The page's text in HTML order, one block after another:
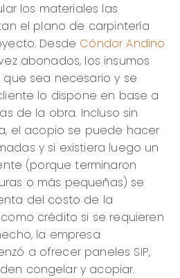
los materiales las
el plano de carpintería
Desde Cóndor Andino
abonados, los insumos
sea necesario y se
lo dispone en base a
de la obra. Incluso sin
el acopio se puede hacer
y si existiera luego un
(porque terminaron
o más pequeñas) se
del costo de la
crédito si se requieren
la empresa
a ofrecer paneles SIP,
congelar y acopiar.